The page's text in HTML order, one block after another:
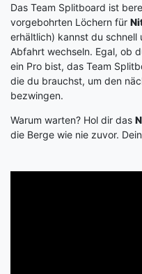
Das Team Splitboard ist
vorgebohrten Löchern für
erhältlich) kannst du
Abfahrt wechseln. Egal, ob
ein Pro bist, das Team
die du brauchst, um den
bezwingen.
Warum warten? Hol dir das
die Berge wie nie zuvor.